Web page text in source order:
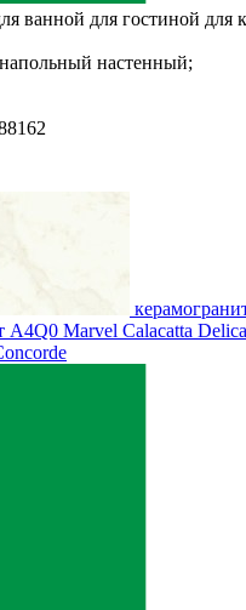
ванной для гостиной для
напольный настенный;
A4Q0 Marvel Calacatta